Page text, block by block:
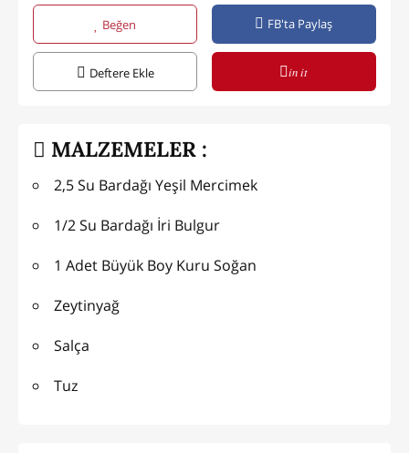
Beğen FB'ta Paylaş
Deftere Ekle in it
MALZEMELER :
2,5 Su Bardağı Yeşil Mercimek
1/2 Su Bardağı İri Bulgur
1 Adet Büyük Boy Kuru Soğan
Zeytinyağ
Salça
Tuz